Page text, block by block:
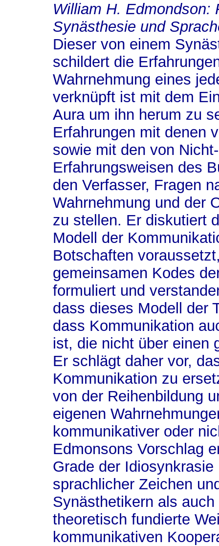
William H. Edmondson:
Synästhesie und
Dieser von einem
schildert die
Wahrnehmung eines
verknüpft ist mit dem
Aura um ihn herum zu
Erfahrungen mit denen
sowie mit den von
Erfahrungsweisen des
den Verfasser, Fragen
Wahrnehmung und der
zu stellen. Er diskutiert
Modell der
Botschaften
gemeinsamen Kodes
formuliert und
dass dieses Modell der
dass Kommunikation
ist, die nicht über einen
Er schlägt daher vor,
Kommunikation zu
von der Reihenbildung
eigenen
kommunikativer oder
Edmonsons Vorschlag
Grade der
sprachlicher Zeichen
Synästhetikern als
theoretisch fundierte
kommunikativen